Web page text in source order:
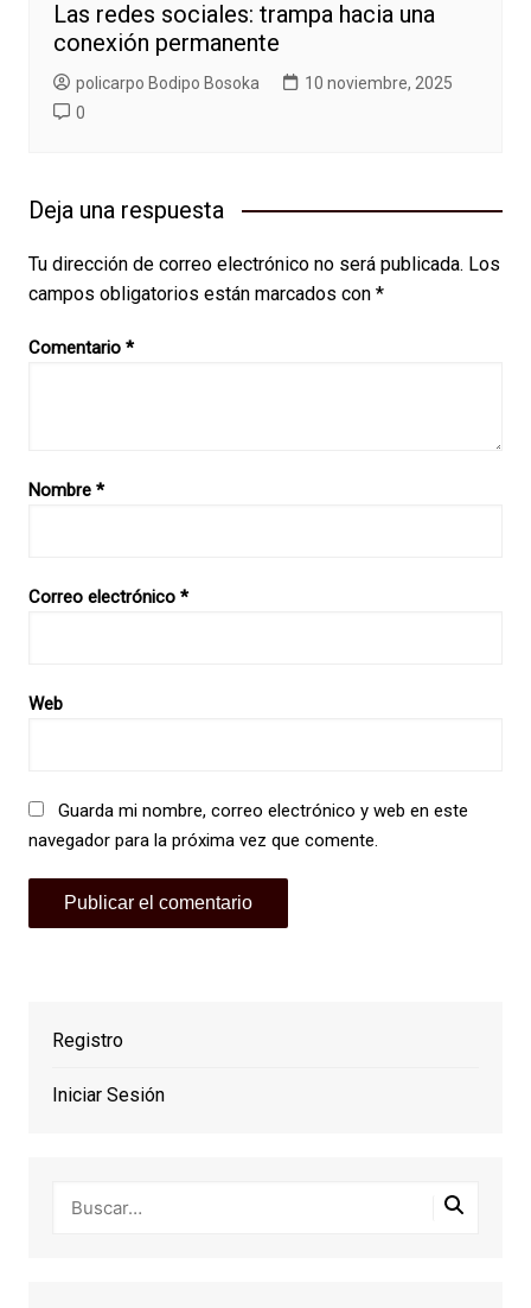
Las redes sociales: trampa hacia una
conexión permanente
policarpo Bodipo Bosoka
10 noviembre, 2025
0
Deja una respuesta
Tu dirección de correo electrónico no será publicada. Los
campos obligatorios están marcados con *
Comentario *
Nombre *
Correo electrónico *
Web
Guarda mi nombre, correo electrónico y web en este
navegador para la próxima vez que comente.
Registro
Iniciar Sesión